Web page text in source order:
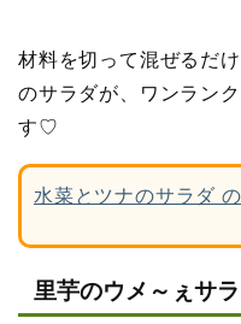
材料を切って混ぜるだ
のサラダが、ワンラン
す♡
水菜とツナのサラダ
里芋のウメ～ぇサ